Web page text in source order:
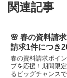
関連記事
🌸 春の資料請
請求1件につき
春の資料請求ポイント10倍キ
プを応援！期間限
るビッグチャンス